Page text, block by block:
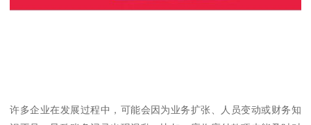
许多企业在发展过程中，可能会因为业务扩张、人员变动或财务知